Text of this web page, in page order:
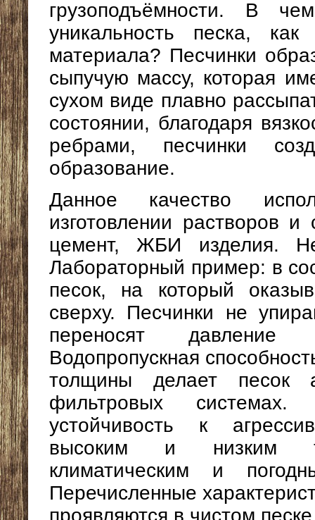
грузоподъёмности. В
уникальность песка, как
материала? Песчинки
сыпучую массу, которая
сухом виде плавно
состоянии, благодаря
ребрами, песчинки
образование.
Данное качество
изготовлении растворов и
цемент, ЖБИ изделия.
Лабораторный пример: в
песок, на который
сверху. Песчинки не
переносят
Водопропускная
толщины делает песок
фильтровых системах.
устойчивость к
высоким и низким
климатическим и
Перечисленные